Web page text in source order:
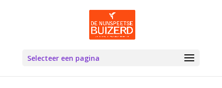
Selecteer een pagina